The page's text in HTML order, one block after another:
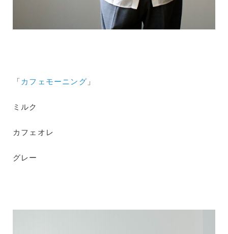
「 カフェモーニング 」
ミルク
カフェオレ
グレー